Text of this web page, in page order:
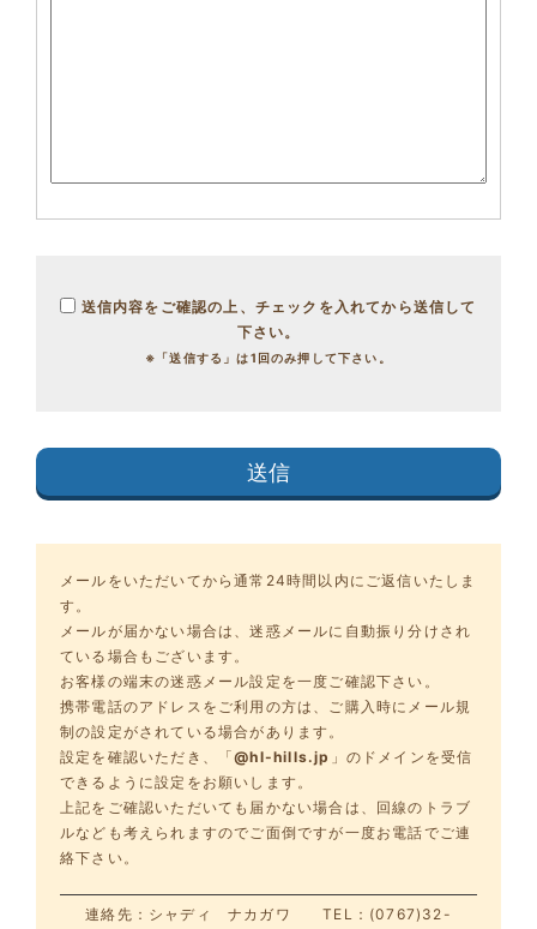
送信内容をご確認の上、チェックを入れてから送信して
下さい。
※「送信する」は1回のみ押して下さい。
メールをいただいてから通常24時間以内にご返信いたしま
す。
メールが届かない場合は、迷惑メールに自動振り分けされ
ている場合もございます。
お客様の端末の迷惑メール設定を一度ご確認下さい。
携帯電話のアドレスをご利用の方は、ご購入時にメール規
制の設定がされている場合があります。
設定を確認いただき、「@hl-hills.jp 」のドメインを受信
できるように設定をお願いします。
上記をご確認いただいても届かない場合は、回線のトラブ
ルなども考えられますのでご面倒ですが一度お電話でご連
絡下さい。
連絡先：シャディ ナカガワ TEL：(0767)32-